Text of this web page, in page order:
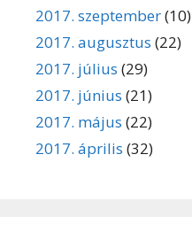
2017. szeptember(10)
2017. augusztus (22)
2017. július (29)
2017. június (21)
2017. május (22)
2017. április (32)